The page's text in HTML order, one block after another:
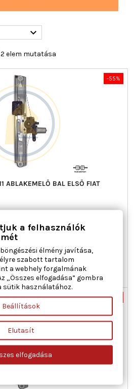

2 elem mutatása
-55%
ABLAKEMELŐ BAL ELSŐ FIAT
Működési mód :
Tömeg [kg] : 1,314
Ft
Normál
ár
63 642 Ft
Bővebben
Raktáron
-55%
a felhasználók
élmény javítása,
szabott tartalom
a webhely forgalmának
„Összes elfogadása” gombra
sütik használatához.
Beállítások
Elutasít
elfogadása